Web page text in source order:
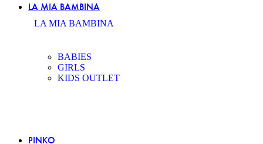
LA MIA BAMBINA
LA MIA BAMBINA
BABIES
GIRLS
KIDS OUTLET
PINKO